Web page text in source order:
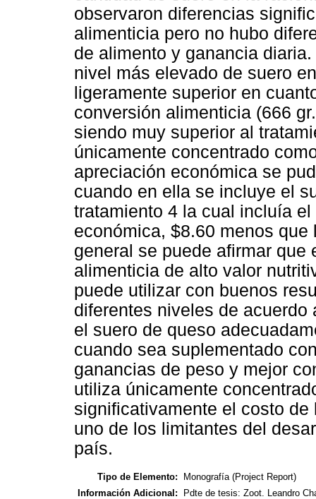
observaron diferencias
alimenticia pero no hubo
de alimento y ganancia
nivel más elevado de suero
ligeramente superior en
conversión alimenticia (666
siendo muy superior al
únicamente concentrado
apreciación económica se
cuando en ella se incluye el
tratamiento 4 la cual incluía
económica, $8.60 menos
general se puede afirmar que
alimenticia de alto valor
puede utilizar con buenos
diferentes niveles de
el suero de queso
cuando sea suplementado
ganancias de peso y mejor
utiliza únicamente
significativamente el costo
uno de los limitantes del
país.
Tipo de Elemento:
Monografía (Project Report)
Información Adicional:
Pdte de tesis: Zoot. Leandro